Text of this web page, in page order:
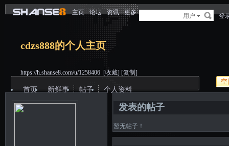
主页 论坛 资讯 更多 用户 登
cdzs888的个人主页
https://h.shanse8.com/u/1258406 [收藏] [复制]
空
首页 新鲜事 帖子 个人资料
发表的帖子
暂无帖子！